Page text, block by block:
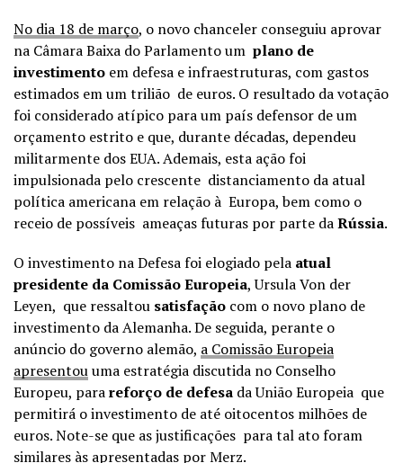
No dia 18 de março, o novo chanceler conseguiu aprovar
na Câmara Baixa do Parlamento um plano de
investimento em defesa e infraestruturas, com gastos
estimados em um trilião de euros. O resultado da votação
foi considerado atípico para um país defensor de um
orçamento estrito e que, durante décadas, dependeu
militarmente dos EUA. Ademais, esta ação foi
impulsionada pelo crescente distanciamento da atual
política americana em relação à Europa, bem como o
receio de possíveis ameaças futuras por parte daRússia.
O investimento na Defesa foi elogiado pela atual
presidente da Comissão Europeia, Ursula Von der
Leyen, que ressaltou satisfação com o novo plano de
investimento da Alemanha. De seguida, perante o
anúncio do governo alemão, a Comissão Europeia
apresentouuma estratégia discutida no Conselho
Europeu, parareforço de defesa da União Europeia que
permitirá o investimento de até oitocentos milhões de
euros. Note-se que as justificações para tal ato foram
similares às apresentadas por Merz.